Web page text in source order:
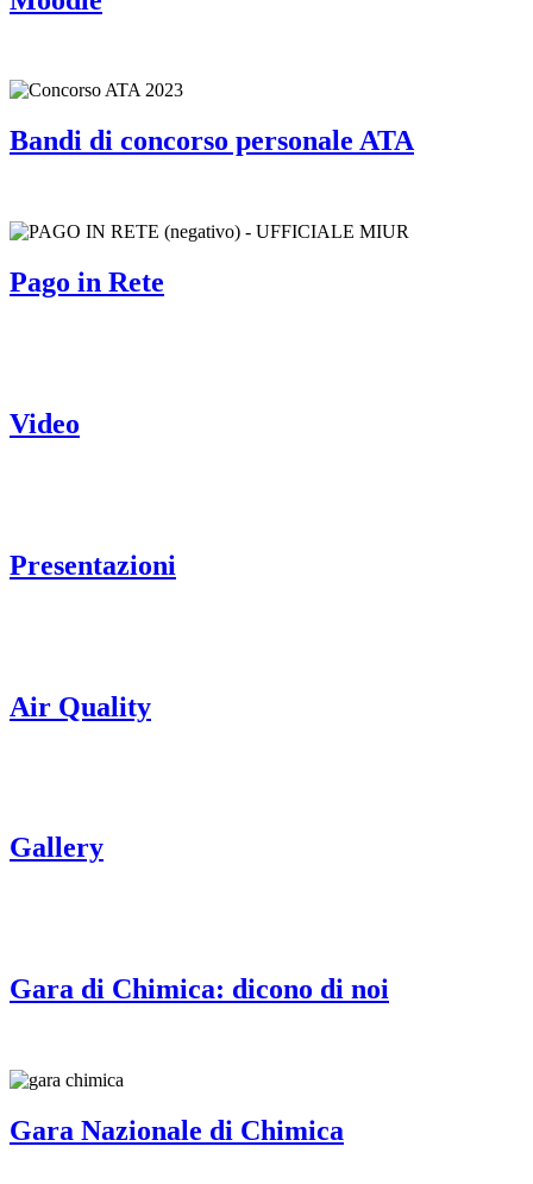
Bandi di concorso personale ATA
Pago in Rete
Video
Presentazioni
Air Quality
Gallery
Gara di Chimica: dicono di noi
Gara Nazionale di Chimica